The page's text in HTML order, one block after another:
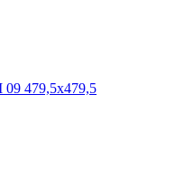
479,5х479,5